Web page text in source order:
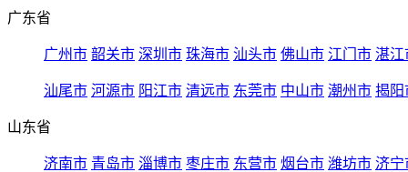
广东省
广州市 韶关市 深圳市 珠海市 汕头市 佛山市 江门市 湛江
汕尾市 河源市 阳江市 清远市 东莞市 中山市 潮州市 揭阳
山东省
济南市 青岛市 淄博市 枣庄市 东营市 烟台市 潍坊市 济宁